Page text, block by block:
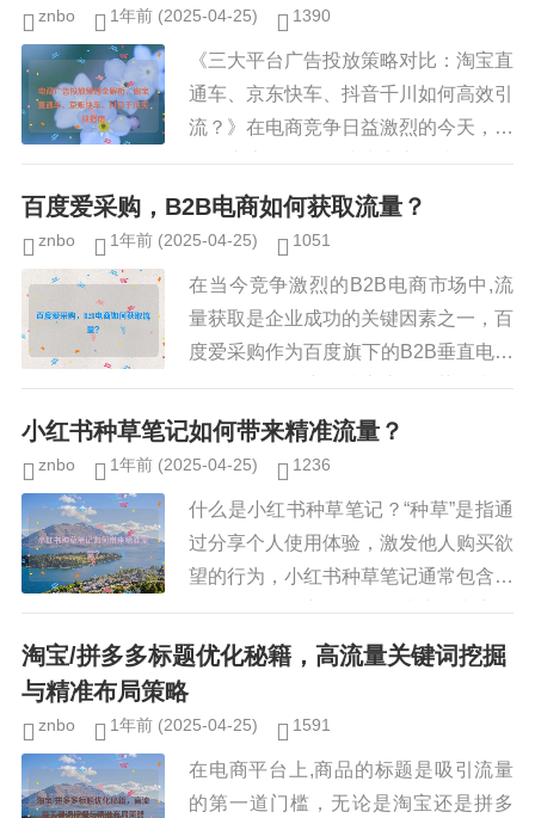
znbo 1年前 (2025-04-25) 1390
《三大平台广告投放策略对比：淘宝直
通车、京东快车、抖音千川如何高效引
流？》在电商竞争日益激烈的今天，精
准的广告投放策略成为商家提升销量的
关键，淘宝直通车、京东快车和抖音千
百度爱采购，B2B电商如何获取流量？
znbo 1年前 (2025-04-25) 1051
在当今竞争激烈的B2B电商市场中,流
量获取是企业成功的关键因素之一，百
度爱采购作为百度旗下的B2B垂直电商
平台，凭借百度的搜索流量优势，为企
业提供了一个高效的获客渠道，如何在
小红书种草笔记如何带来精准流量？
znbo 1年前 (2025-04-25) 1236
什么是小红书种草笔记？“种草”是指通
过分享个人使用体验，激发他人购买欲
望的行为，小红书种草笔记通常包含产
品评测、使用心得、购买建议等内容，
以图文或视频形式呈现，优质的种草笔
淘宝/拼多多标题优化秘籍，高流量关键词挖掘
与精准布局策略
znbo 1年前 (2025-04-25) 1591
在电商平台上,商品的标题是吸引流量
的第一道门槛，无论是淘宝还是拼多